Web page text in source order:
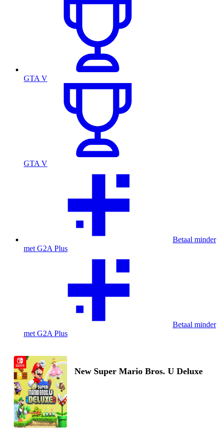
GTA V
GTA V
Betaal minder
met G2A Plus
Betaal minder
met G2A Plus
New Super Mario Bros. U Deluxe